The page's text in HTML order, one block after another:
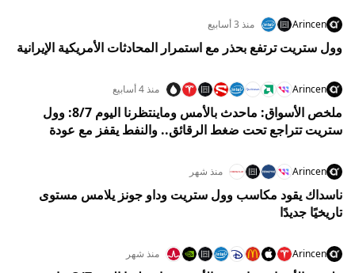
Arincen منذ 3 أسابيع
وول ستريت ترتفع بحذر مع استمرار المحادثات الأمريكية الإيرانية
Arincen منذ 4 أسابيع
ملخص الأسواق: ماحدث بالأمس وماينتظرنا اليوم 8/7: وول
ستريت تتراجع تحت ضغط الرقائق.. والنفط يقفز مع عودة
Arincen منذ شهر
ناسداك يقود مكاسب وول ستريت وداو جونز يلامس مستوى
تاريخيًا جديدًا
Arincen منذ شهر